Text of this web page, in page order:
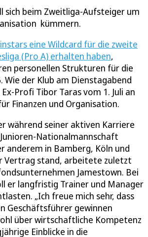
sich beim Zweitliga-Aufsteiger um
kümmern.
eine Wildcard für die zweite
(Pro A) erhalten haben,
personellen Strukturen für die
Wie der Klub am Dienstagabend
Profi Tibor Taras vom 1. Juli an
Finanzen und Organisation.
während seiner aktiven Karriere
Nationalmannschaft
anderem in Bamberg, Köln und
Vertrag stand, arbeitete zuletzt
Jamestown. Bei
er langfristig Trainer und Manager
„Ich freue mich sehr, dass
Geschäftsführer gewinnen
über wirtschaftliche Kompetenz
Einblicke in die